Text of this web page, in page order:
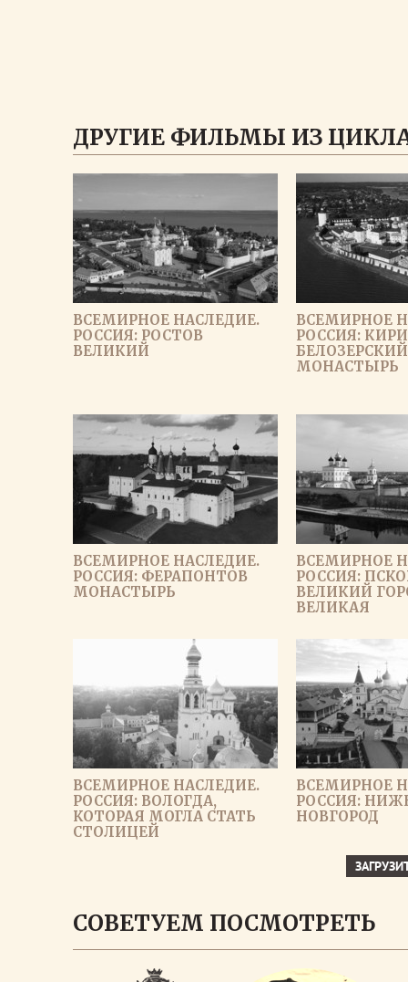
ДРУГИЕ ФИЛЬМЫ ИЗ
ВСЕМИРНОЕ НАСЛЕДИЕ.
РОССИЯ: РОСТОВ
ВЕЛИКИЙ
ВСЕМИРНОЕ
РОССИЯ:
БЕЛОЗЕРСКИЙ
МОНАСТЫРЬ
ВСЕМИРНОЕ НАСЛЕДИЕ.
РОССИЯ: ФЕРАПОНТОВ
МОНАСТЫРЬ
ВСЕМИРНОЕ
РОССИЯ:
ВЕЛИКИЙ
ВЕЛИКАЯ
ВСЕМИРНОЕ НАСЛЕДИЕ.
РОССИЯ: ВОЛОГДА,
КОТОРАЯ МОГЛА СТАТЬ
СТОЛИЦЕЙ
ВСЕМИРНОЕ
РОССИЯ:
НОВГОРОД
СОВЕТУЕМ ПОСМОТРЕТЬ